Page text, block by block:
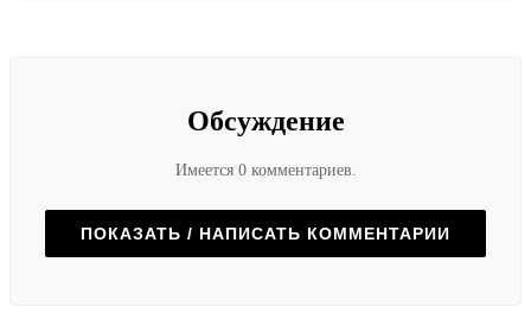
Обсуждение
Имеется 0 комментариев.
ПОКАЗАТЬ / НАПИСАТЬ КОММЕНТАРИИ